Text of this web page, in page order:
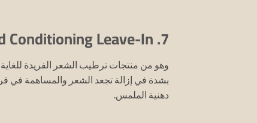
7. Carol’s Daughter Hair Milk Nourishing and Conditioning Leave-In:
وهو من منتجات ترطيب الشعر الفريدة
بشدة في إزالة تجعد الشعر والمساهمة في
دهنية الملمس.